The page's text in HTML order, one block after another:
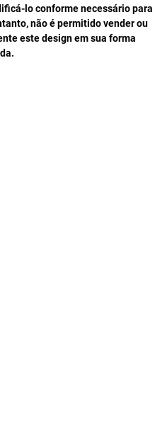
lo conforme necessário para
não é permitido vender ou
este design em sua forma